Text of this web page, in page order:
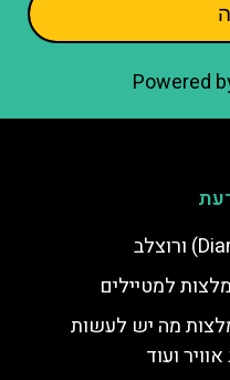
Powered
למטיילים
מה יש לעשות
ועוד